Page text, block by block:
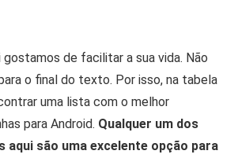
gostamos de facilitar a sua vida. Não
o final do texto. Por isso, na tabela
uma lista com o melhor
para Android. Qualquer um dos
aqui são uma excelente opção para